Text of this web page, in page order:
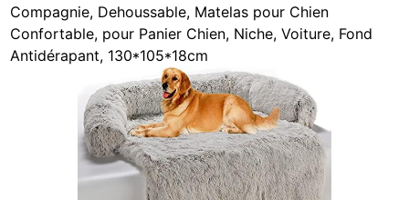
Compagnie, Dehoussable, Matelas pour Chien
Confortable, pour Panier Chien, Niche, Voiture, Fond
Antidérapant, 130*105*18cm